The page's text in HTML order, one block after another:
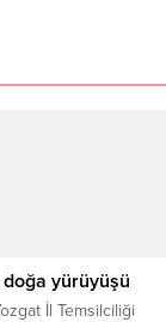
doğa yürüyüşü
İl Temsilciliği